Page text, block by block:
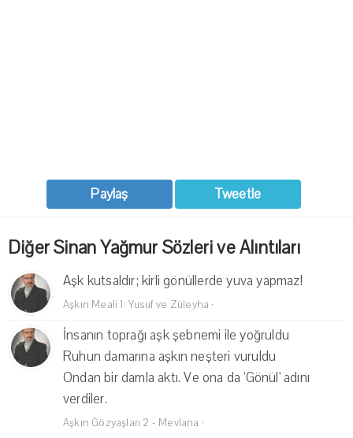
Paylaş Tweetle
Diğer Sinan Yağmur Sözleri ve Alıntıları
Aşk kutsaldır; kirli gönüllerde yuva yapmaz!
Aşkın Meali 1: Yusuf ve Züleyha ·
İnsanın toprağı aşk şebnemi ile yoğruldu
Ruhun damarına aşkın neşteri vuruldu
Ondan bir damla aktı. Ve ona da 'Gönül' adını
verdiler.
Aşkın Gözyaşları 2 - Mevlana ·